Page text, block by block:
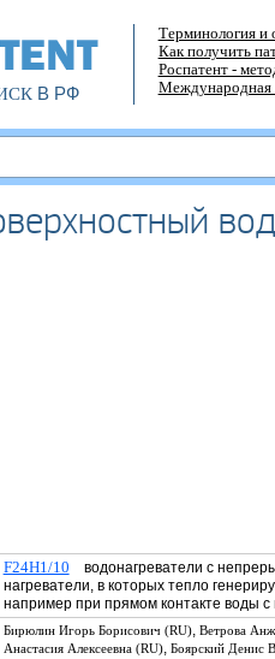
В РФ
Терминология и
Как получить
Роспатент -
Международная
F24H1/10 водонагреватели с
нагреватели, в которых тепло
например при прямом контакте воды
Бирюлин Игорь Борисович (RU), Ветрова
Анастасия Алексеевна (RU), Боярский Денис